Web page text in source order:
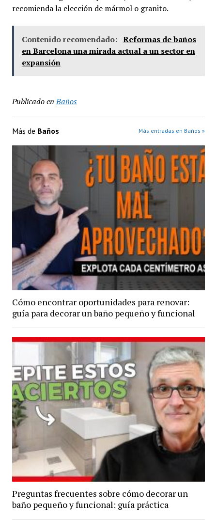
recomienda la elección de mármol o granito.
Contenido recomendado: Reformas de baños
en Barcelona una mirada actual a un sector en
expansión
Publicado en Baños
Más de Baños Más entradas en Baños »
Cómo encontrar oportunidades para renovar:
guía para decorar un baño pequeño y funcional
Preguntas frecuentes sobre cómo decorar un
baño pequeño y funcional: guía práctica